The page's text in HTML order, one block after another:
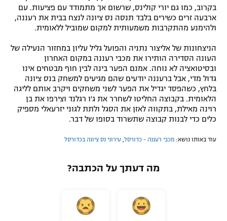
בקרוב, כמו גם יורי קולינס, שרשום אך מתמודד עם פציעות. עם
ארבעה זרים כשירים בלבד תנסה נס ציונה לנצח בבית את רעננה,
ולהימנע מהתקרבות משמעותית למקום שמוביל ללאומית.
הניצחונות של אליצור נתניה והפועל גליל עליון במחזור הנעילה של
העונה הסדירה הותירו את מכבי רעננה במקום האחרון
ובסיטואציה לא נוחה. אמנם הפער בינה לבין חוף מבטחים אינו
גדול מדי, אבל ברעננה יודעים שהם מגיעים למשחק בנס ציונה
בלחץ, כשהפסד יגדיל את הפער לשני משחקים ויקרב אותם לליגה
הלאומית. בקבוצה החליטו לשחרר את ג'ו רגלנד וצירפו את בן
רוינה מאילת, בתקווה לאזן את הסגל ולתת לגוני יזרעאלי מספיק
כלים כדי לבנות קבוצה שתשרוד בסופו של דבר.
עוד באותו נושא: מכבי רעננה - כדורסל עירוני נס ציונה בכדורסל
מה דעתך על הכתבה?